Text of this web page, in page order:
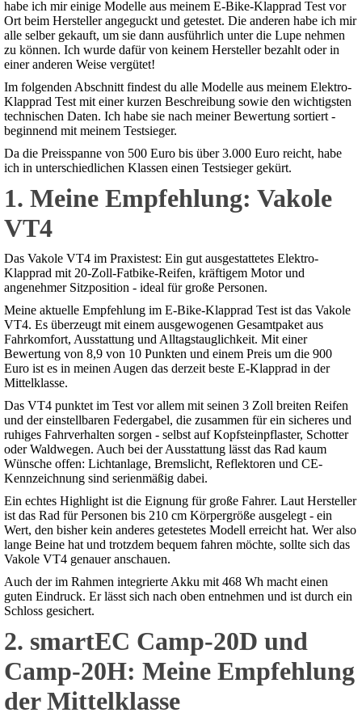
habe ich mir einige Modelle aus meinem E-Bike-Klapprad Test vor
Ort beim Hersteller angeguckt und getestet. Die anderen habe ich mir
alle selber gekauft, um sie dann ausführlich unter die Lupe nehmen
zu können. Ich wurde dafür von keinem Hersteller bezahlt oder in
einer anderen Weise vergütet!
Im folgenden Abschnitt findest du alle Modelle aus meinem Elektro-
Klapprad Test mit einer kurzen Beschreibung sowie den wichtigsten
technischen Daten. Ich habe sie nach meiner Bewertung sortiert -
beginnend mit meinem Testsieger.
Da die Preisspanne von 500 Euro bis über 3.000 Euro reicht, habe
ich in unterschiedlichen Klassen einen Testsieger gekürt.
1. Meine Empfehlung: Vakole
VT4
Das Vakole VT4 im Praxistest: Ein gut ausgestattetes Elektro-
Klapprad mit 20-Zoll-Fatbike-Reifen, kräftigem Motor und
angenehmer Sitzposition - ideal für große Personen.
Meine aktuelle Empfehlung im E-Bike-Klapprad Test ist das Vakole
VT4. Es überzeugt mit einem ausgewogenen Gesamtpaket aus
Fahrkomfort, Ausstattung und Alltagstauglichkeit. Mit einer
Bewertung von 8,9 von 10 Punkten und einem Preis um die 900
Euro ist es in meinen Augen das derzeit beste E-Klapprad in der
Mittelklasse.
Das VT4 punktet im Test vor allem mit seinen 3 Zoll breiten Reifen
und der einstellbaren Federgabel, die zusammen für ein sicheres und
ruhiges Fahrverhalten sorgen - selbst auf Kopfsteinpflaster, Schotter
oder Waldwegen. Auch bei der Ausstattung lässt das Rad kaum
Wünsche offen: Lichtanlage, Bremslicht, Reflektoren und CE-
Kennzeichnung sind serienmäßig dabei.
Ein echtes Highlight ist die Eignung für große Fahrer. Laut Hersteller
ist das Rad für Personen bis 210 cm Körpergröße ausgelegt - ein
Wert, den bisher kein anderes getestetes Modell erreicht hat. Wer also
lange Beine hat und trotzdem bequem fahren möchte, sollte sich das
Vakole VT4 genauer anschauen.
Auch der im Rahmen integrierte Akku mit 468 Wh macht einen
guten Eindruck. Er lässt sich nach oben entnehmen und ist durch ein
Schloss gesichert.
2. smartEC Camp-20D und
Camp-20H: Meine Empfehlung
der Mittelklasse